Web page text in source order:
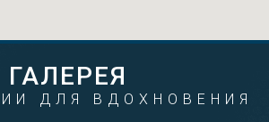
ГАЛЕРЕЯ
ДЛЯ ВДОХНОВЕНИЯ